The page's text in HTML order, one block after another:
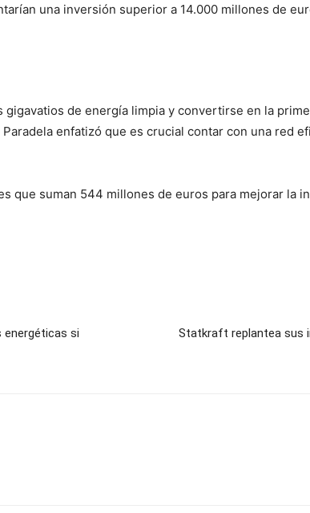
una inversión superior a 14.000 millones de
de energía limpia y convertirse en la
enfatizó que es crucial contar con una red
que suman 544 millones de euros para mejorar la
energéticas si
Statkraft replantea sus